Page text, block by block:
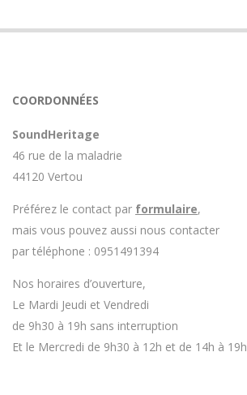
COORDONNÉES
SoundHeritage
46 rue de la maladrie
44120 Vertou
Préférez le contact par formulaire,
mais vous pouvez aussi nous contacter
par téléphone : 0951491394
Nos horaires d’ouverture,
Le Mardi Jeudi et Vendredi
de 9h30 à 19h sans interruption
Et le Mercredi de 9h30 à 12h et de 14h à 19h